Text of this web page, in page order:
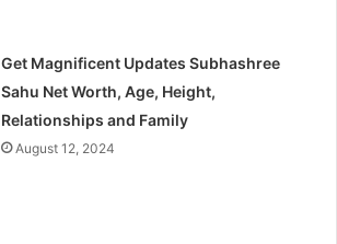
Get Magnificent Updates Subhashree
Sahu Net Worth, Age, Height,
Relationships and Family
August 12, 2024